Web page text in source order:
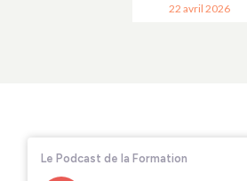
22 avril 2026